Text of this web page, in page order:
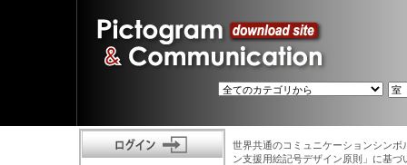
世界共通のコミュニケーションシン
ン支援用絵記号デザイン原則」に基